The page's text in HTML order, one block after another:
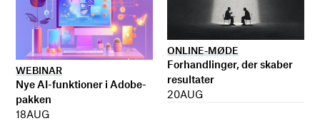
WEBINAR
Nye AI-funktioner i Adobe-
pakken
18AUG
ONLINE-MØDE
Forhandlinger, der skaber
resultater
20AUG